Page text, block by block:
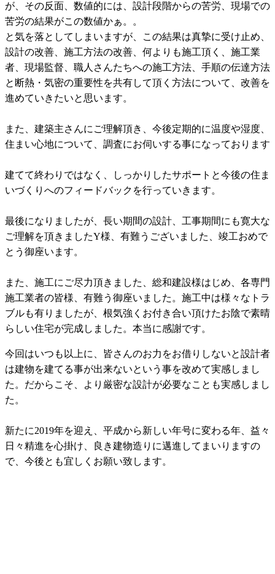
が、その反面、数値的には、設計段階からの苦労、現場での
苦労の結果がこの数値かぁ。。
と気を落としてしまいますが、この結果は真摯に受け止め、
設計の改善、施工方法の改善、何よりも施工頂く、施工業
者、現場監督、職人さんたちへの施工方法、手順の伝達方法
と断熱・気密の重要性を共有して頂く方法について、改善を
進めていきたいと思います。
また、建築主さんにご理解頂き、今後定期的に温度や湿度、
住まい心地について、調査にお伺いする事になっております
建てて終わりではなく、しっかりしたサポートと今後の住ま
いづくりへのフィードバックを行っていきます。
最後になりましたが、長い期間の設計、工事期間にも寛大な
ご理解を頂きましたY様、有難うございました、竣工おめで
とう御座います。
また、施工にご尽力頂きました、総和建設様はじめ、各専門
施工業者の皆様、有難う御座いました。施工中は様々なトラ
ブルも有りましたが、根気強くお付き合い頂けたお陰で素晴
らしい住宅が完成しました。本当に感謝です。
今回はいつも以上に、皆さんのお力をお借りしないと設計者
は建物を建てる事が出来ないという事を改めて実感しまし
た。だからこそ、より厳密な設計が必要なことも実感しまし
た。
新たに2019年を迎え、平成から新しい年号に変わる年、益々
日々精進を心掛け、良き建物造りに邁進してまいりますの
で、今後とも宜しくお願い致します。